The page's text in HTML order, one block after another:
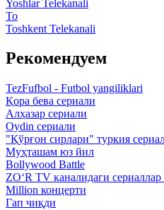
Yoshlar Telekanali
To
Toshkent Telekanali
Рекомендуем
TezFufbol - Futbol yangiliklari
Қора бева сериали
Алҳазар сериали
Oydin сериали
"Қўрғон сирлари" туркия
Муҳташам юз йил
Bollywood Battle
ZO‘R TV каналидаги сериаллар
Million концерти
Гап чиқди